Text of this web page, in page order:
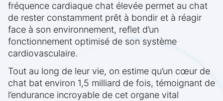
fréquence cardiaque chat élevée permet au chat
de rester constamment prêt à bondir et à réagir
face à son environnement, reflet d’un
fonctionnement optimisé de son système
cardiovasculaire.
Tout au long de leur vie, on estime qu’un cœur de
chat bat environ 1,5 milliard de fois, témoignant de
l’endurance incroyable de cet organe vital